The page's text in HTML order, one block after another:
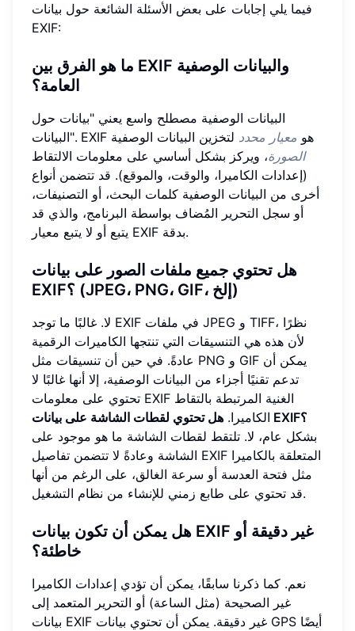
فيما يلي إجابات على بعض الأسئلة الشائعة حول بيانات
EXIF:
ما هو الفرق بين EXIF والبيانات الوصفية
العامة؟
البيانات الوصفية مصطلح واسع يعني "بيانات حول
البيانات". EXIF هو معيار محدد لتخزين البيانات الوصفية
الصورة، ويركز بشكل أساسي على معلومات الالتقاط
(إعدادات الكاميرا، والوقت، والموقع). قد تتضمن أنواع
أخرى من البيانات الوصفية كلمات البحث، أو التصنيفات،
أو سجل التحرير المُضاف بواسطة البرنامج، والذي قد
يتبع أو لا يتبع معيار EXIF بدقة.
هل تحتوي جميع ملفات الصور على بيانات
EXIF؟ (JPEG، PNG، GIF، إلخ)
لا. غالبًا ما توجد EXIF في ملفات JPEG و TIFF، نظرًا
لأن هذه هي التنسيقات التي تنتجها الكاميرات الرقمية
عادةً. في حين أن تنسيقات مثل PNG و GIF يمكن أن
تدعم تقنيًا أجزاء من البيانات الوصفية، إلا أنها غالبًا لا
تحتوي على معلومات EXIF الغنية المرتبطة بالتقاط
الكاميرا.
هل تحتوي لقطات الشاشة على بيانات EXIF؟
بشكل عام، لا. تلتقط لقطات الشاشة ما هو موجود على
الشاشة وعادةً لا تتضمن تفاصيل EXIF المتعلقة بالكاميرا
مثل فتحة العدسة أو سرعة الغالق، على الرغم من أنها
قد تحتوي على طابع زمني للإنشاء من نظام التشغيل.
هل يمكن أن تكون بيانات EXIF غير دقيقة أو
خاطئة؟
نعم. كما ذكرنا سابقًا، يمكن أن تؤدي إعدادات الكاميرا
غير الصحيحة (مثل الساعة) أو التحرير المتعمد إلى
بيانات EXIF غير دقيقة. يمكن أن تحتوي بيانات GPS أيضًا